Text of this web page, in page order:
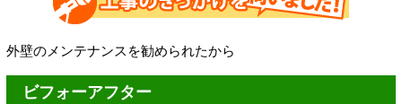
外壁のメンテナンスを勧められたから
ビフォーアフター